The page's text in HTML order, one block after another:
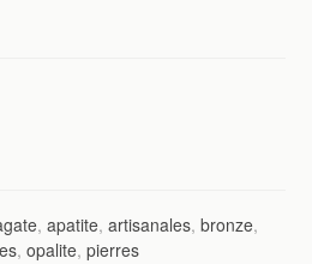
,apatite,artisanales,bronze,
,opalite,pierres